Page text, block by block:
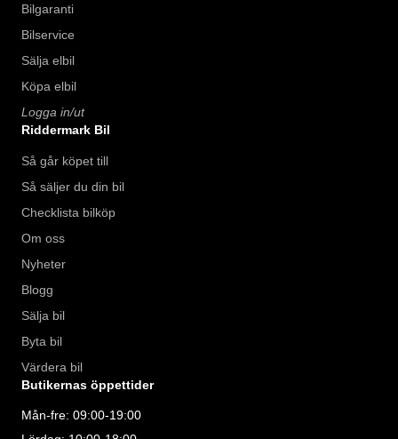
Bilgaranti
Bilservice
Sälja elbil
Köpa elbil
Logga in/ut
Riddermark Bil
Så går köpet till
Så säljer du din bil
Checklista bilköp
Om oss
Nyheter
Blogg
Sälja bil
Byta bil
Värdera bil
Butikernas öppettider
Mån-fre: 09:00-19:00